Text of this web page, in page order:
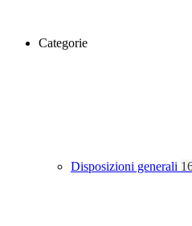
Categorie
Disposizioni generali